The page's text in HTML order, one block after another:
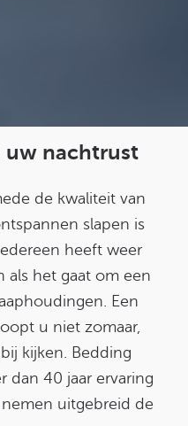
uw nachtrust
de kwaliteit van
slapen is
heeft weer
als het gaat om een
Een
u niet zomaar,
kijken. Bedding
dan 40 jaar ervaring
uitgebreid de